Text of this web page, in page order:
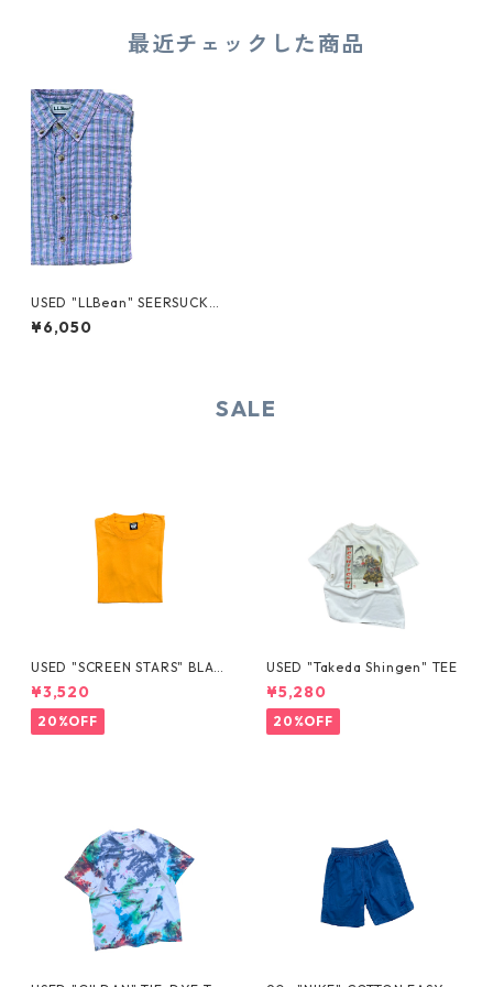
最近チェックした商品
USED "LLBean" SEERSUCKE
R S/S SHIRT
¥6,050
SALE
USED "SCREEN STARS" BLAN
K TEE
¥3,520
20%OFF
USED "Takeda Shingen" TEE
¥5,280
20%OFF